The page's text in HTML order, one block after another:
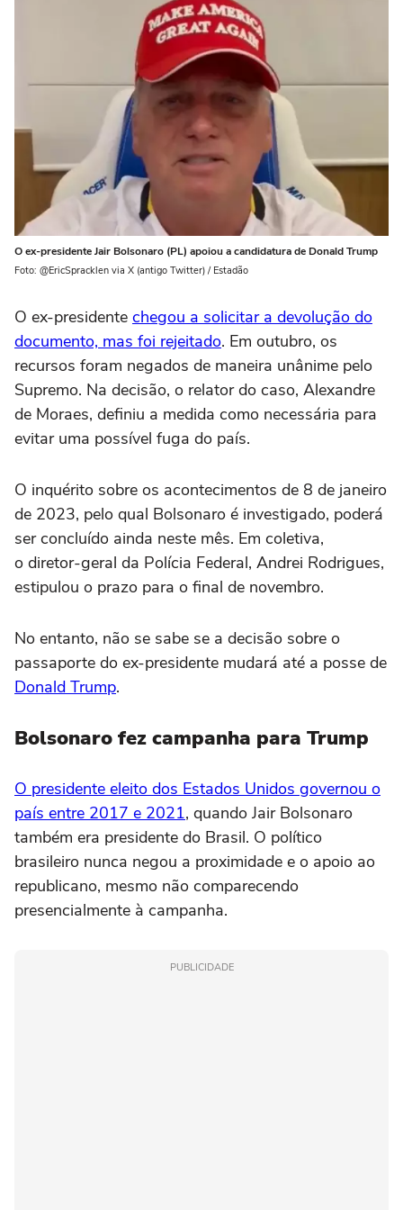
O ex-presidente Jair Bolsonaro (PL) apoiou a candidatura de Donald Trump
Foto: @EricSpracklen via X (antigo Twitter) / Estadão
O ex-presidente chegou a solicitar a devolução do
documento, mas foi rejeitado. Em outubro, os
recursos foram negados de maneira unânime pelo
Supremo. Na decisão, o relator do caso, Alexandre
de Moraes, definiu a medida como necessária para
evitar uma possível fuga do país.
O inquérito sobre os acontecimentos de 8 de janeiro
de 2023, pelo qual Bolsonaro é investigado, poderá
ser concluído ainda neste mês. Em coletiva,
o diretor-geral da Polícia Federal, Andrei Rodrigues,
estipulou o prazo para o final de novembro.
No entanto, não se sabe se a decisão sobre o
passaporte do ex-presidente mudará até a posse de
Donald Trump.
Bolsonaro fez campanha para Trump
O presidente eleito dos Estados Unidos governou o
país entre 2017 e 2021, quando Jair Bolsonaro
também era presidente do Brasil. O político
brasileiro nunca negou a proximidade e o apoio ao
republicano, mesmo não comparecendo
presencialmente à campanha.
PUBLICIDADE